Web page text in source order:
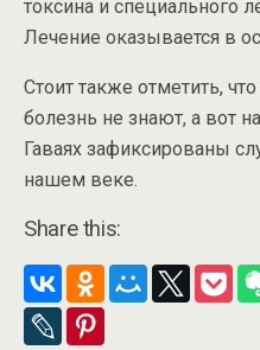
токсина и специального
Лечение оказывается в
Стоит также отметить,
болезнь не знают, а вот
Гаваях зафиксированы
нашем веке.
Share this: